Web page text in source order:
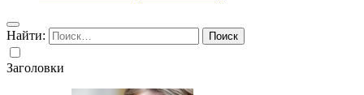
Найти:
Заголовки